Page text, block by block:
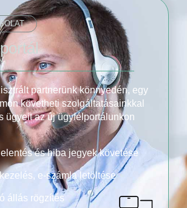
portál
partnerünk könnyedén, egy
követheti szolgáltatásainkkal
ügyeit az új ügyfélportálunkon
és hiba jegyek követése
e-számla letöltése
állás rögzítés